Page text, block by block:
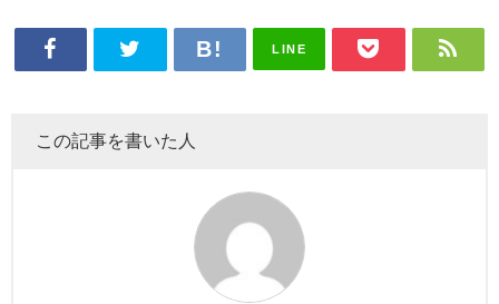
LINE
この記事を書いた人